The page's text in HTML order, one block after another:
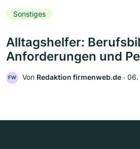
Sonstiges
Alltagshelfer:
Anforderungen und
FW Von Redaktion firmenweb.de ‧ 06.